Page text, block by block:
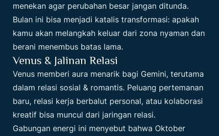
menekan agar perubahan besar jangan ditunda.
Bulan ini bisa menjadi katalis transformasi: apakah
kamu akan melangkah keluar dari zona nyaman dan
berani menembus batas lama.
Venus & Jalinan Relasi
Venus memberi aura menarik bagi Gemini, terutama
dalam relasi sosial & romantis. Peluang pertemanan
baru, relasi kerja berbalut personal, atau kolaborasi
kreatif bisa muncul dari jaringan relasi.
Gabungan energi ini menyebut bahwa Oktober